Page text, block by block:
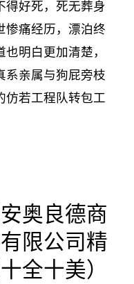
得好死，死无葬身
惨痛经历，漂泊终
明白更加清楚，
系亲属与狗屁旁枝
仿若工程队转包工
奥良德商
限公司精
全十美）